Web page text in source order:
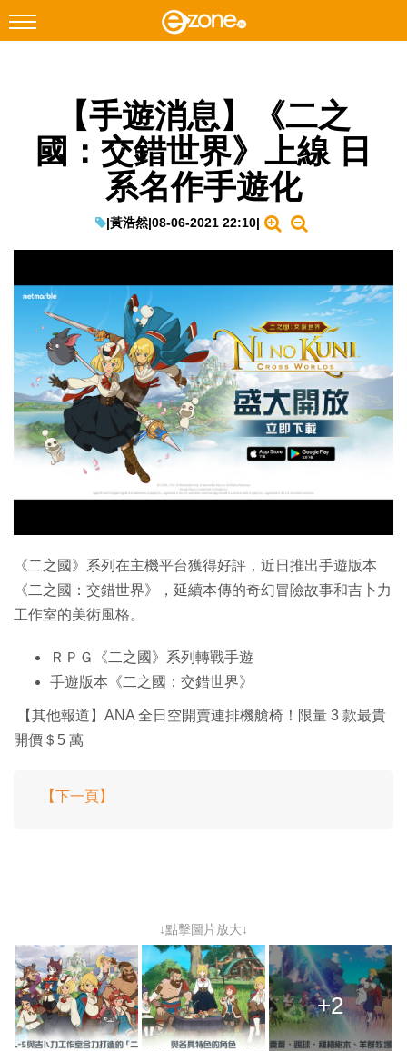
Facebook Instagram
科技焦點
教學評測
EduTech
IT Times
生成式AI與雲端應用
Enterprise Digital Transformation
特集
【手遊消息】《二之
國：交錯世界》上線 日
系名作手遊化
|黃浩然|08-06-2021 22:10|
《二之國》系列在主機平台獲得好評，近日推出手遊版本
《二之國：交錯世界》，延續本傳的奇幻冒險故事和吉卜力
工作室的美術風格。
ＲＰＧ《二之國》系列轉戰手遊
手遊版本《二之國：交錯世界》
【其他報道】ANA 全日空開賣連排機艙椅！限量 3 款最貴
開價＄5 萬
【下一頁】
↓點擊圖片放大↓
+2